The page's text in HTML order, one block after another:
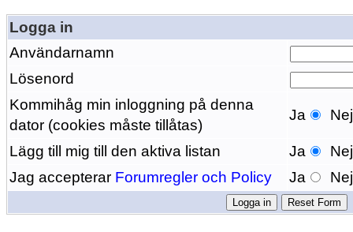
Logga in
Användarnamn
Lösenord
Kommihåg min inloggning på denna
dator (cookies måste tillåtas)
Ja Nej
Lägg till mig till den aktiva listan Ja
Nej
Jag accepterar Forumregler och Policy Ja Nej